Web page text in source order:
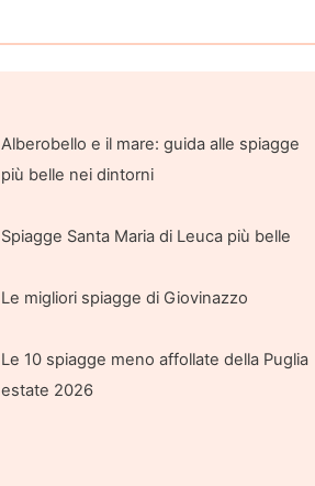
Alberobello e il mare: guida alle spiagge
più belle nei dintorni
Spiagge Santa Maria di Leuca più belle
Le migliori spiagge di Giovinazzo
Le 10 spiagge meno affollate della Puglia
estate 2026